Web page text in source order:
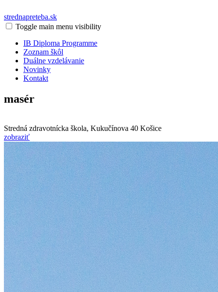
strednapreteba.sk
Toggle main menu visibility
IB Diploma Programme
Zoznam škôl
Duálne vzdelávanie
Novinky
Kontakt
masér
Stredná zdravotnícka škola, Kukučínova 40 Košice
zobraziť